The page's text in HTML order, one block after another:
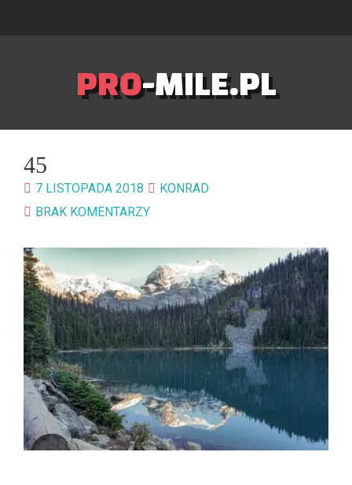
PRO-MILE.PL
45
7 LISTOPADA 2018
KONRAD
BRAK KOMENTARZY